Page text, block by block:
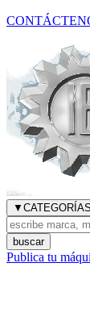
▼
buscar
Publica tu